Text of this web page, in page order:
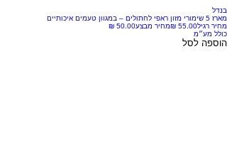
בנדל
מארז 5 שימורי מזון ראפי לחתולים – במגוון טעמים איכותיים
מחיר רגיל
מחיר מבצע
כולל מע״מ
הוספה לסל